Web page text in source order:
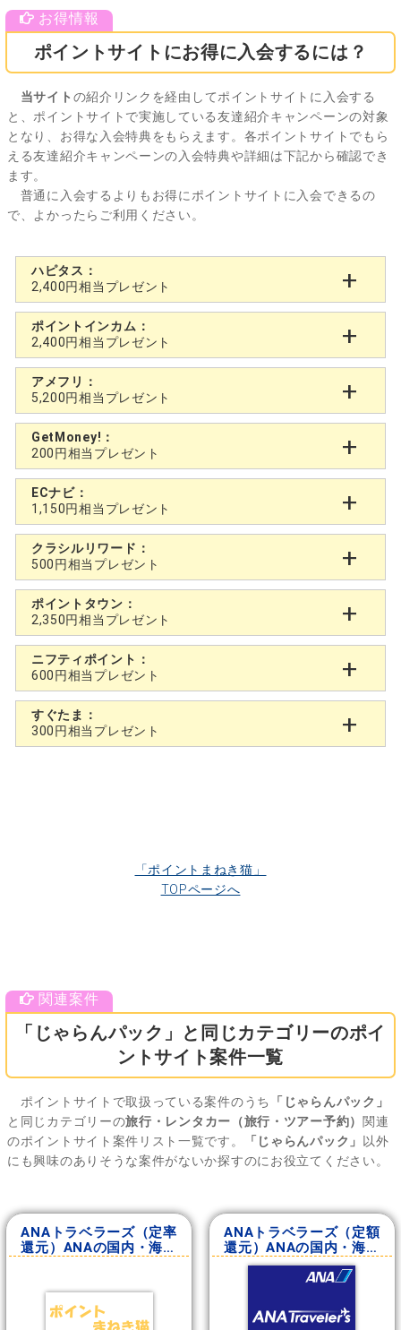
ポイントサイトにお得に入会するには？
当サイト の紹介リンクを経由してポイントサイトに入会する
と、ポイントサイトで実施している友達紹介キャンペーンの対象
となり、お得な入会特典をもらえます。各ポイントサイトでもら
える友達紹介キャンペーンの入会特典や詳細は下記から確認でき
ます。
普通に入会するよりもお得にポイントサイトに入会できるの
で、よかったらご利用ください。
ハピタス：
2,400円相当プレゼント
ポイントインカム：
2,400円相当プレゼント
アメフリ：
5,200円相当プレゼント
GetMoney!：
200円相当プレゼント
ECナビ：
1,150円相当プレゼント
クラシルリワード：
500円相当プレゼント
ポイントタウン：
2,350円相当プレゼント
ニフティポイント：
600円相当プレゼント
すぐたま：
300円相当プレゼント
「ポイントまねき猫」
TOPページへ
「じゃらんパック」と同じカテゴリーのポイ
ントサイト案件一覧
ポイントサイトで取扱っている案件のうち
「じゃらんパック」
と同じカテゴリーの旅行・レンタカー（旅行・ツアー予約） 関連
のポイントサイト案件リスト一覧です。
「じゃらんパック」
以外
にも興味のありそうな案件がないか探すのにお役立てください。
ANAトラベラーズ（定率
還元）ANAの国内・海外
ANAトラベラーズ（定額
還元）ANAの国内・海外
ツアー